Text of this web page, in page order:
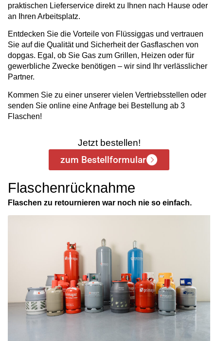
praktischen Lieferservice direkt zu Ihnen nach Hause oder
an Ihren Arbeitsplatz.
Entdecken Sie die Vorteile von Flüssiggas und vertrauen
Sie auf die Qualität und Sicherheit der Gasflaschen von
dopgas. Egal, ob Sie Gas zum Grillen, Heizen oder für
gewerbliche Zwecke benötigen – wir sind Ihr verlässlicher
Partner.
Kommen Sie zu einer unserer vielen Vertriebsstellen oder
senden Sie online eine Anfrage bei Bestellung ab 3
Flaschen!
Jetzt bestellen!
zum Bestellformular
Flaschenrücknahme
Flaschen zu retournieren war noch nie so einfach.